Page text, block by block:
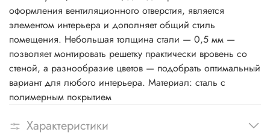
оформления вентиляционного отверстия, является
элементом интерьера и дополняет общий стиль
помещения. Небольшая толщина стали — 0,5 мм —
позволяет монтировать решетку практически вровень со
стеной, а разнообразие цветов — подобрать оптимальный
вариант для любого интерьера. Материал: сталь с
полимерным покрытием
Характеристики